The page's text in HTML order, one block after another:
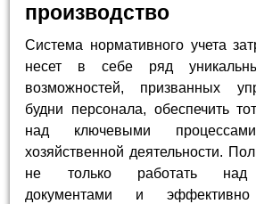
производство
Система нормативного учета
несет в себе ряд
возможностей, призванных
будни персонала, обеспечить
над ключевыми
хозяйственной деятельности.
не только работать над
документами и эффективно